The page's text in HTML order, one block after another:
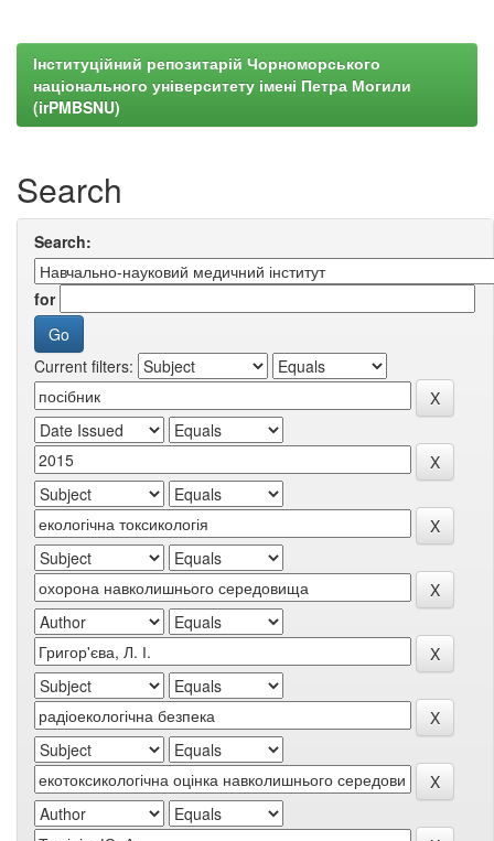
Інституційний репозитарій Чорноморського
національного університету імені Петра Могили
(irPMBSNU)
Search
Search:
for
Current filters: